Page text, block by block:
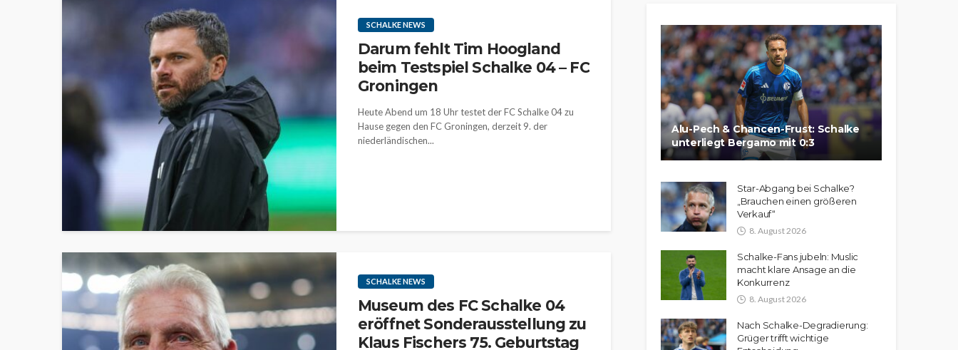
SCHALKE NEWS
Darum fehlt Tim Hoogland
beim Testspiel Schalke 04 – FC
Groningen
Heute Abend um 18 Uhr testet der FC Schalke 04 zu
Hause gegen den FC Groningen, derzeit 9. der
niederländischen...
SCHALKE NEWS
Museum des FC Schalke 04
eröffnet Sonderausstellung zu
Klaus Fischers 75. Geburtstag
Alu-Pech & Chancen-Frust: Schalke
unterliegt Bergamo mit 0:3
Star-Abgang bei Schalke?
„Brauchen einen größeren
Verkauf“
8. August 2026
Schalke-Fans jubeln: Muslic
macht klare Ansage an die
Konkurrenz
8. August 2026
Nach Schalke-Degradierung:
Grüger trifft wichtige